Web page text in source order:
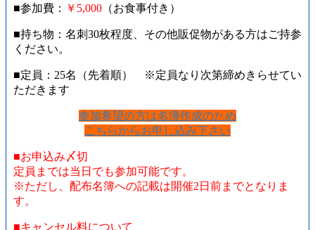
■参加費： ￥5,000 （お食事付き）
■持ち物：名刺30枚程度、その他販促物がある方はご持参
ください。
■定員：25名（先着順） ※定員なり次第締めきらせてい
ただきます
参加希望の方は名簿作成のため
こちらからお申し込み下さい
■お申込み〆切
定員までは当日でも参加可能です。
※ただし、配布名簿への記載は開催2日前までとなりま
す。
■キャンセル料について